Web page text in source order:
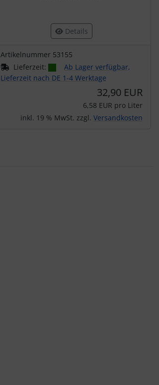
Details
Artikelnummer 53155
Lieferzeit:
Ab Lager verfügbar,
Lieferzeit nach DE 1-4 Werktage
32,90 EUR
6,58 EUR pro Liter
inkl. 19 % MwSt. zzgl. Versandkosten